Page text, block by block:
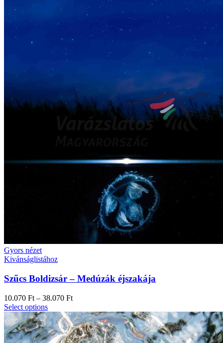
Gyors nézet
Kivánságlistához
Szűcs Boldizsár – Medúzák éjszakája
10.070 Ft – 38.070 Ft
Select options